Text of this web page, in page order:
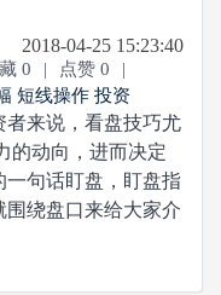
2018-04-25 15:23:40
0 | 点赞 0
|
短线操作 投资
来说，看盘技巧尤
的动向，进而决定
一句话盯盘，盯盘指
绕盘口来给大家介